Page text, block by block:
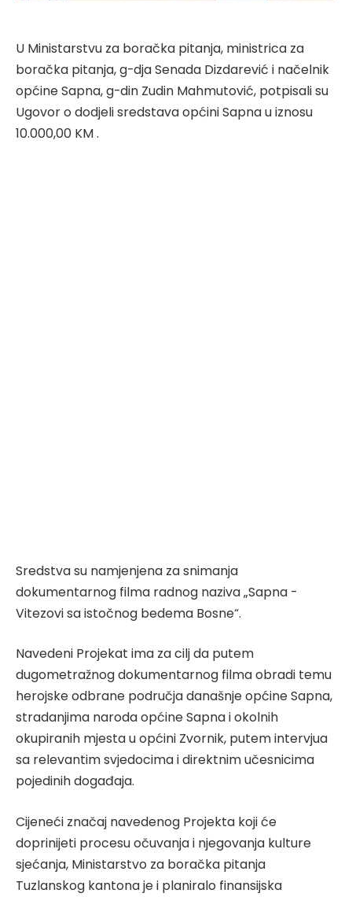
U Ministarstvu za boračka pitanja, ministrica za
boračka pitanja, g-dja Senada Dizdarević i načelnik
općine Sapna, g-din Zudin Mahmutović, potpisali su
Ugovor o dodjeli sredstava općini Sapna u iznosu
10.000,00 KM .
Sredstva su namjenjena za snimanja
dokumentarnog filma radnog naziva „Sapna -
Vitezovi sa istočnog bedema Bosne“.
Navedeni Projekat ima za cilj da putem
dugometražnog dokumentarnog filma obradi temu
herojske odbrane područja današnje općine Sapna,
stradanjima naroda općine Sapna i okolnih
okupiranih mjesta u općini Zvornik, putem intervjua
sa relevantim svjedocima i direktnim učesnicima
pojedinih događaja.
Cijeneći značaj navedenog Projekta koji će
doprinijeti procesu očuvanja i njegovanja kulture
sjećanja, Ministarstvo za boračka pitanja
Tuzlanskog kantona je i planiralo finansijska